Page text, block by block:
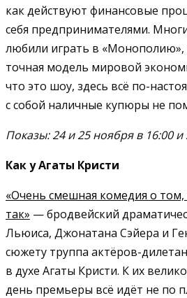
как действуют финансовые
себя предпринимателями.
любили играть в
точная модель мировой
что это шоу, здесь всё по-
с собой наличные купюры не
Показы: 24 и 25 ноября в 16:00 и
Как у Агаты Кристи
«Очень смешная комедия о
так» — бродвейский
Льюиса, Джонатана Сэйера и
сюжету труппа актёров-
в духе Агаты Кристи. К их
день премьеры всё идёт не по